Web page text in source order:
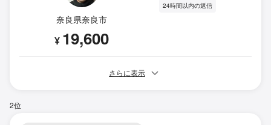
奈良県奈良市
¥ 19,600
24時間以内の返信
さらに表示
2位